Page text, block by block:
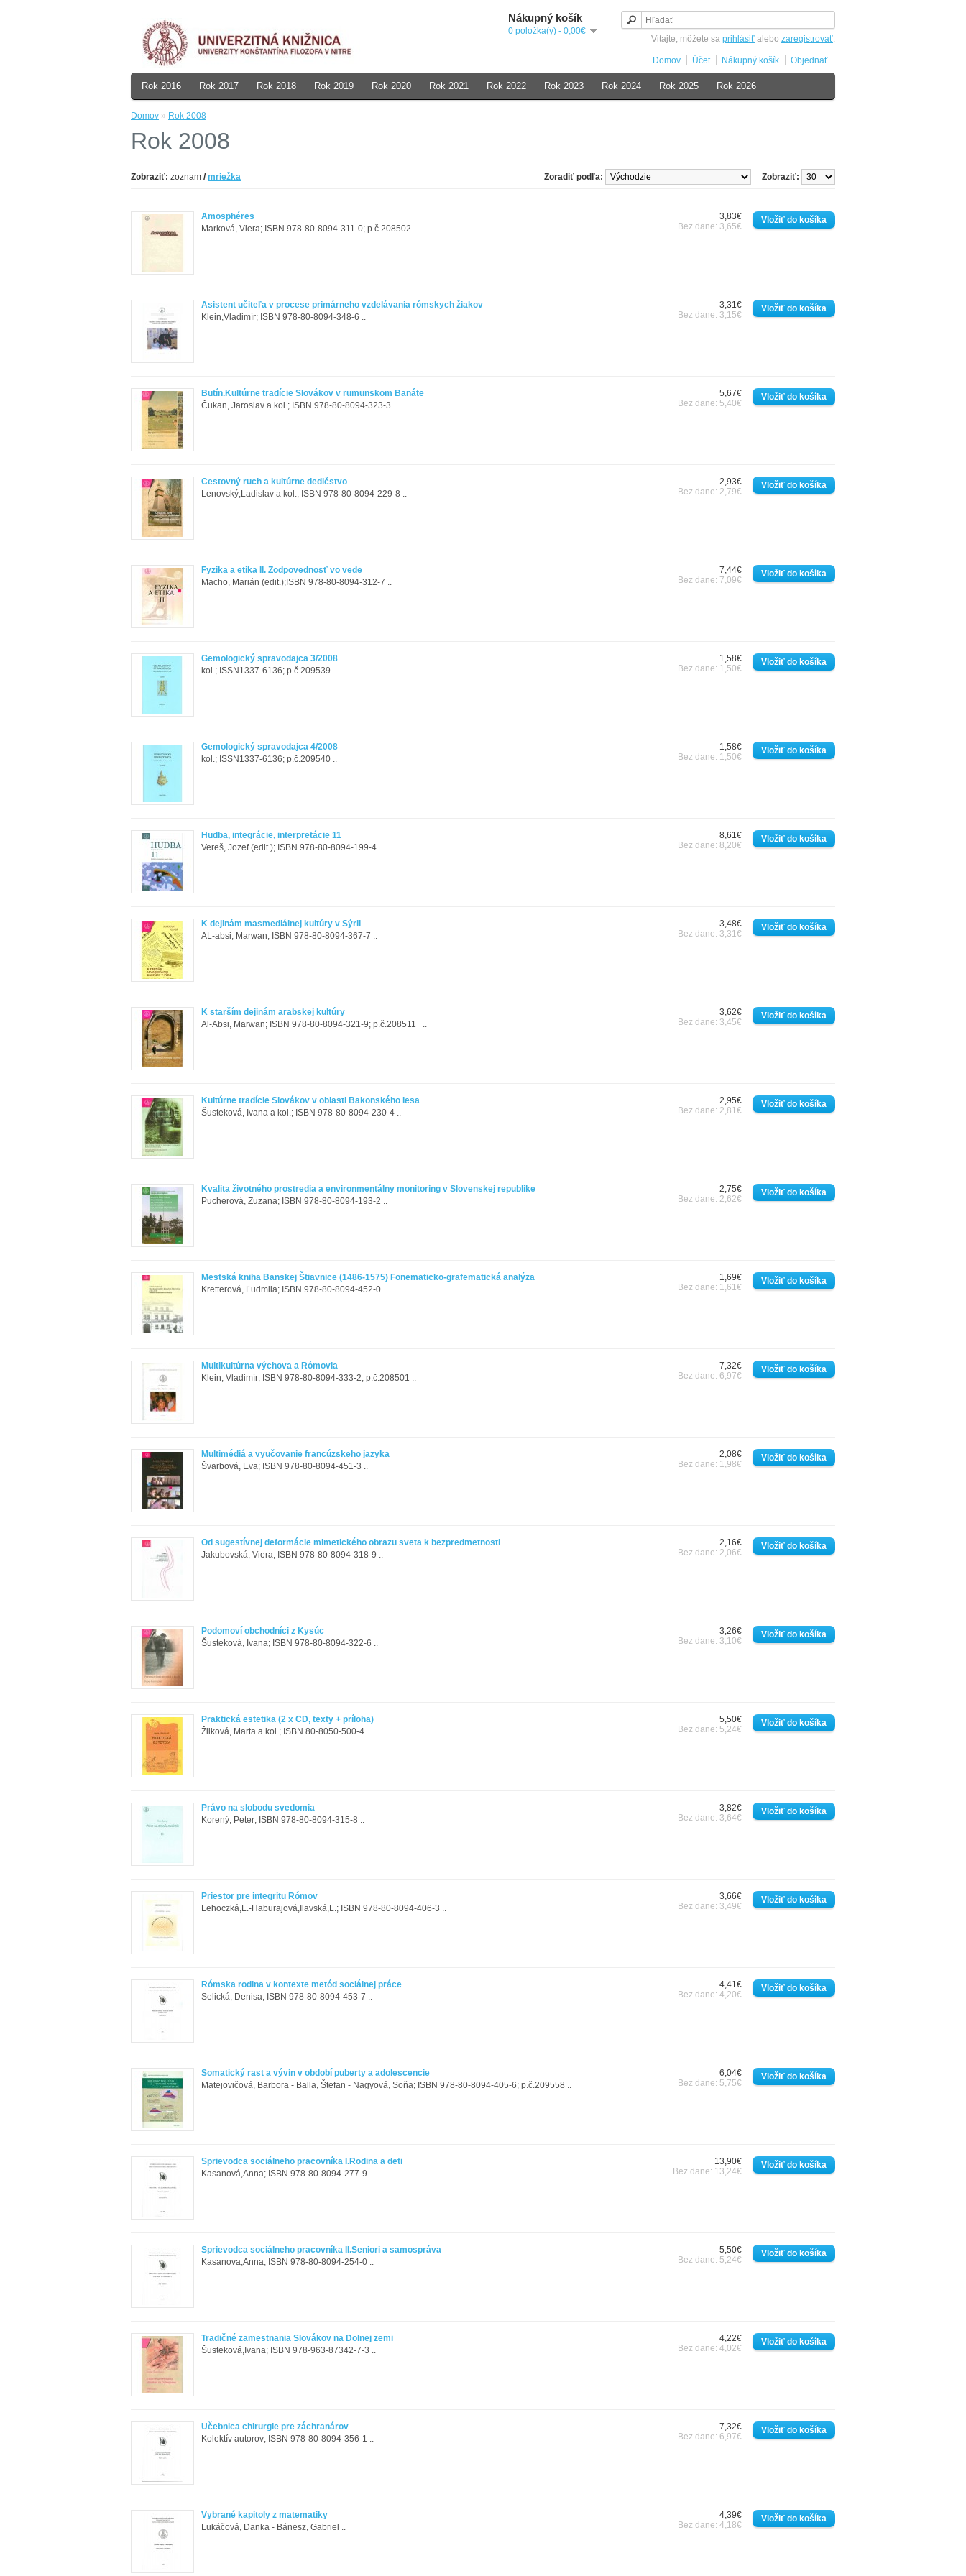
Nákupný košík
0 položka(y) - 0,00€
Vitajte, môžete sa prihlásiť alebo zaregistrovať.
Domov Účet Nákupný košík Objednať
Rok 2016 Rok 2017 Rok 2018 Rok 2019 Rok 2020 Rok 2021 Rok 2022 Rok 2023 Rok 2024 Rok 2025 Rok 2026
Domov » Rok 2008
Rok 2008
Zobraziť: zoznam / mriežka Zobraziť:
Zoradiť podľa:
3,83€
Bez dane: 3,65€
Amosphéres
Marková, Viera; ISBN 978-80-8094-311-0; p.č.208502 ..
3,31€
Bez dane: 3,15€
Asistent učiteľa v procese primárneho vzdelávania rómskych žiakov
Klein,Vladimír; ISBN 978-80-8094-348-6 ..
5,67€
Bez dane: 5,40€
Butín.Kultúrne tradície Slovákov v rumunskom Banáte
Čukan, Jaroslav a kol.; ISBN 978-80-8094-323-3 ..
2,93€
Bez dane: 2,79€
Cestovný ruch a kultúrne dedičstvo
Lenovský,Ladislav a kol.; ISBN 978-80-8094-229-8 ..
7,44€
Bez dane: 7,09€
Fyzika a etika II. Zodpovednosť vo vede
Macho, Marián (edit.);ISBN 978-80-8094-312-7 ..
1,58€
Bez dane: 1,50€
Gemologický spravodajca 3/2008
kol.; ISSN1337-6136; p.č.209539 ..
1,58€
Bez dane: 1,50€
Gemologický spravodajca 4/2008
kol.; ISSN1337-6136; p.č.209540 ..
8,61€
Bez dane: 8,20€
Hudba, integrácie, interpretácie 11
Vereš, Jozef (edit.); ISBN 978-80-8094-199-4 ..
3,48€
Bez dane: 3,31€
K dejinám masmediálnej kultúry v Sýrii
AL-absi, Marwan; ISBN 978-80-8094-367-7 ..
3,62€
Bez dane: 3,45€
K starším dejinám arabskej kultúry
Al-Absi, Marwan; ISBN 978-80-8094-321-9; p.č.208511 ..
2,95€
Bez dane: 2,81€
Kultúrne tradície Slovákov v oblasti Bakonského lesa
Šusteková, Ivana a kol.; ISBN 978-80-8094-230-4 ..
2,75€
Bez dane: 2,62€
Kvalita životného prostredia a environmentálny monitoring v Slovenskej republike
Pucherová, Zuzana; ISBN 978-80-8094-193-2 ..
1,69€
Bez dane: 1,61€
Mestská kniha Banskej Štiavnice (1486-1575) Fonematicko-grafematická analýza
Kretterová, Ľudmila; ISBN 978-80-8094-452-0 ..
7,32€
Bez dane: 6,97€
Multikultúrna výchova a Rómovia
Klein, Vladimír; ISBN 978-80-8094-333-2; p.č.208501 ..
2,08€
Bez dane: 1,98€
Multimédiá a vyučovanie francúzskeho jazyka
Švarbová, Eva; ISBN 978-80-8094-451-3 ..
2,16€
Bez dane: 2,06€
Od sugestívnej deformácie mimetického obrazu sveta k bezpredmetnosti
Jakubovská, Viera; ISBN 978-80-8094-318-9 ..
3,26€
Bez dane: 3,10€
Podomoví obchodníci z Kysúc
Šusteková, Ivana; ISBN 978-80-8094-322-6 ..
5,50€
Bez dane: 5,24€
Praktická estetika (2 x CD, texty + príloha)
Žilková, Marta a kol.; ISBN 80-8050-500-4 ..
3,82€
Bez dane: 3,64€
Právo na slobodu svedomia
Korený, Peter; ISBN 978-80-8094-315-8 ..
3,66€
Bez dane: 3,49€
Priestor pre integritu Rómov
Lehoczká,L.-Haburajová,Ilavská,L.; ISBN 978-80-8094-406-3 ..
4,41€
Bez dane: 4,20€
Rómska rodina v kontexte metód sociálnej práce
Selická, Denisa; ISBN 978-80-8094-453-7 ..
6,04€
Bez dane: 5,75€
Somatický rast a vývin v období puberty a adolescencie
Matejovičová, Barbora - Balla, Štefan - Nagyová, Soňa; ISBN 978-80-8094-405-6; p.č.209558 ..
13,90€
Bez dane: 13,24€
Sprievodca sociálneho pracovníka I.Rodina a deti
Kasanová,Anna; ISBN 978-80-8094-277-9 ..
5,50€
Bez dane: 5,24€
Sprievodca sociálneho pracovníka II.Seniori a samospráva
Kasanova,Anna; ISBN 978-80-8094-254-0 ..
4,22€
Bez dane: 4,02€
Tradičné zamestnania Slovákov na Dolnej zemi
Šusteková,Ivana; ISBN 978-963-87342-7-3 ..
7,32€
Bez dane: 6,97€
Učebnica chirurgie pre záchranárov
Kolektív autorov; ISBN 978-80-8094-356-1 ..
4,39€
Bez dane: 4,18€
Vybrané kapitoly z matematiky
Lukáčová, Danka - Bánesz, Gabriel ..